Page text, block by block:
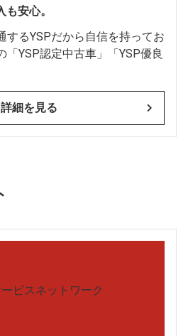
安心。
するYSPだから自信を持ってお
「YSP認定中古車」「YSP優良
詳細を見る